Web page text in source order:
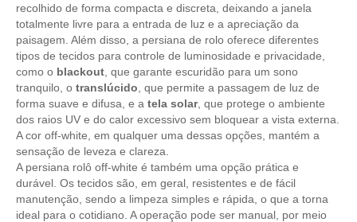
recolhido de forma compacta e discreta, deixando a janela
totalmente livre para a entrada de luz e a apreciação da
paisagem. Além disso, a persiana de rolo oferece diferentes
tipos de tecidos para controle de luminosidade e privacidade,
como o blackout , que garante escuridão para um sono
tranquilo, o translúcido , que permite a passagem de luz de
forma suave e difusa, e a tela solar, que protege o ambiente
dos raios UV e do calor excessivo sem bloquear a vista externa.
A cor off-white, em qualquer uma dessas opções, mantém a
sensação de leveza e clareza.
A persiana rolô off-white é também uma opção prática e
durável. Os tecidos são, em geral, resistentes e de fácil
manutenção, sendo a limpeza simples e rápida, o que a torna
ideal para o cotidiano. A operação pode ser manual, por meio